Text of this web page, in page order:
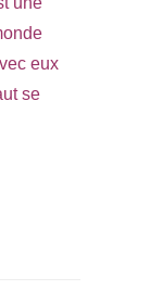
eux
se